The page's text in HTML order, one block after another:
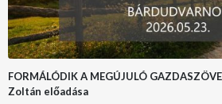
FORMÁLÓDIK A MEGÚJULÓ
Zoltán előadása